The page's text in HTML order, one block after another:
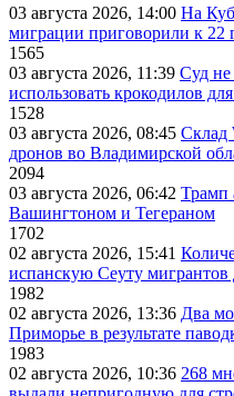
03 августа 2026, 14:00 На
миграции приговорили к 22
1565
03 августа 2026, 11:39 Суд не
использовать крокодилов
1528
03 августа 2026, 08:45 Склад
дронов во Владимирской
2094
03 августа 2026, 06:42 Трамп
Вашингтоном и Тегераном
1702
02 августа 2026, 15:41
испанскую Сеуту мигрантов
1982
02 августа 2026, 13:36 Два
Приморье в результате
1983
02 августа 2026, 10:36 268